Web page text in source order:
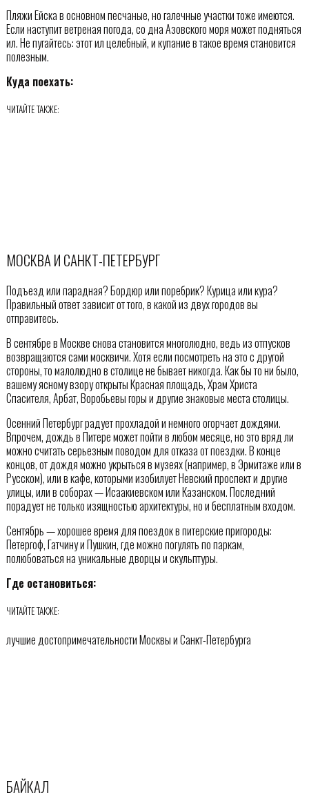
Пляжи Ейска в основном песчаные, но галечные участки тоже имеются.
Если наступит ветреная погода, со дна Азовского моря может подняться
ил. Не пугайтесь: этот ил целебный, и купание в такое время становится
полезным.
Куда поехать:
ЧИТАЙТЕ ТАКЖЕ:
МОСКВА И САНКТ-ПЕТЕРБУРГ
Подъезд или парадная? Бордюр или поребрик? Курица или кура?
Правильный ответ зависит от того, в какой из двух городов вы
отправитесь.
В сентябре в Москве снова становится многолюдно, ведь из отпусков
возвращаются сами москвичи. Хотя если посмотреть на это с другой
стороны, то малолюдно в столице не бывает никогда. Как бы то ни было,
вашему ясному взору открыты Красная площадь, Храм Христа
Спасителя, Арбат, Воробьевы горы и другие знаковые места столицы.
Осенний Петербург радует прохладой и немного огорчает дождями.
Впрочем, дождь в Питере может пойти в любом месяце, но это вряд ли
можно считать серьезным поводом для отказа от поездки. В конце
концов, от дождя можно укрыться в музеях (например, в Эрмитаже или в
Русском), или в кафе, которыми изобилует Невский проспект и другие
улицы, или в соборах — Исаакиевском или Казанском. Последний
порадует не только изящностью архитектуры, но и бесплатным входом.
Сентябрь — хорошее время для поездок в питерские пригороды:
Петергоф, Гатчину и Пушкин, где можно погулять по паркам,
полюбоваться на уникальные дворцы и скульптуры.
Где остановиться:
ЧИТАЙТЕ ТАКЖЕ:
лучшие достопримечательности Москвы и Санкт-Петербурга
БАЙКАЛ